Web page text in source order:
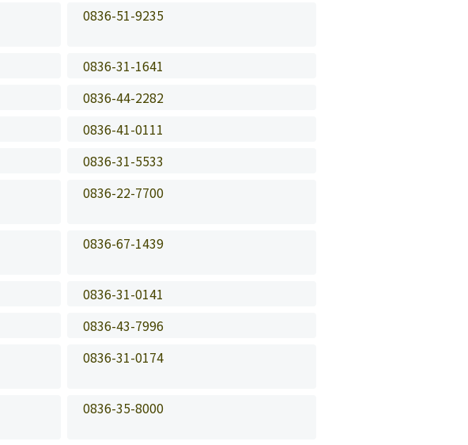
0836-51-9235
0836-31-1641
0836-44-2282
0836-41-0111
0836-31-5533
0836-22-7700
0836-67-1439
0836-31-0141
0836-43-7996
0836-31-0174
0836-35-8000